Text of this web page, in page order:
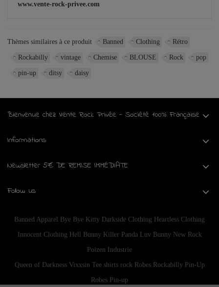
www.vente-rock-privee.com
Thèmes similaires à ce produit Banned Clothing Rétro
Rockabilly vintage Chemise BLOUSE Rock pop
pin-up ditsy daisy
Bienvenue chez Vente Rock Privée - Société 100% Française
Informations
Newsletter 5€ DE REMISE IMMÉDIATE
Follow us
Banned Apparel Bye Bye Kitty Darkside Clothing Heartless Clothing
Innocent Clothing Hell Bunny Killer Panda Luv Bunny New Rock
Poizen Industrie
Queen of Darkness Vixxsin Tee shirts rock Robes Rockabilly Pin-Up
Robes Pin-up